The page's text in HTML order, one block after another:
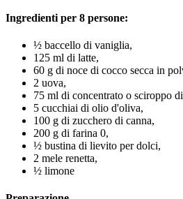
Ingredienti per 8 persone:
½ baccello di vaniglia,
125 ml di latte,
60 g di noce di cocco secca in
2 uova,
75 ml di concentrato o sciroppo
5 cucchiai di olio d'oliva,
100 g di zucchero di canna,
200 g di farina 0,
½ bustina di lievito per dolci,
2 mele renetta,
½ limone